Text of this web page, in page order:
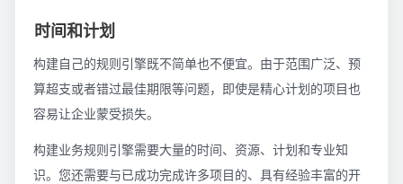
时间和计划
构建自己的规则引擎既不简单也不便宜。由于范围广泛、预
算超支或者错过最佳期限等问题，即使是精心计划的项目也
容易让企业蒙受损失。
构建业务规则引擎需要大量的时间、资源、计划和专业知
识。您还需要与已成功完成许多项目的、具有经验丰富的开